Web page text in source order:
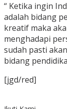
“ Ketika ingin
adalah bidang
kreatif maka
menghadapi
sudah pasti
bidang
[jgd/red]